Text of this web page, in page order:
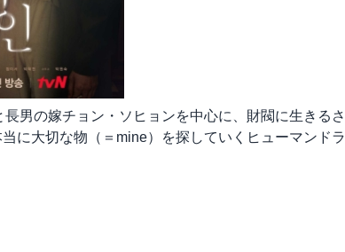
男の嫁チョン・ソヒョンを中心に、財閥に生きるさ
に大切な物（＝mine）を探していくヒューマンドラ